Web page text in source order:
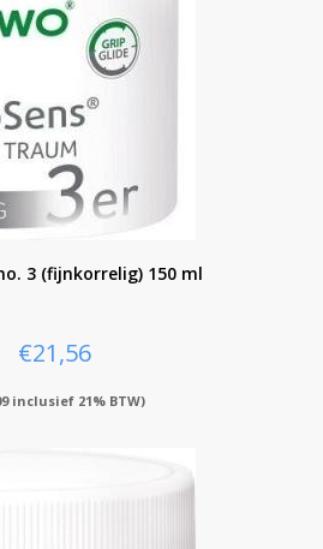
3 (fijnkorrelig) 150 ml
€21,56
inclusief 21% BTW)